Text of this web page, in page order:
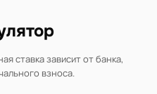
ставка зависит от банка,
взноса.